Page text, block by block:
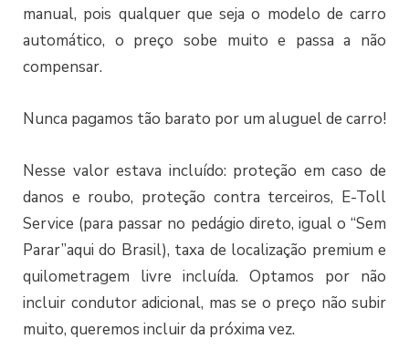
manual, pois qualquer que seja o modelo de carro
automático, o preço sobe muito e passa a não
compensar.
Nunca pagamos tão barato por um aluguel de carro!
Nesse valor estava incluído: proteção em caso de
danos e roubo, proteção contra terceiros, E-Toll
Service (para passar no pedágio direto, igual o “Sem
Parar”aqui do Brasil), taxa de localização premium e
quilometragem livre incluída. Optamos por não
incluir condutor adicional, mas se o preço não subir
muito, queremos incluir da próxima vez.